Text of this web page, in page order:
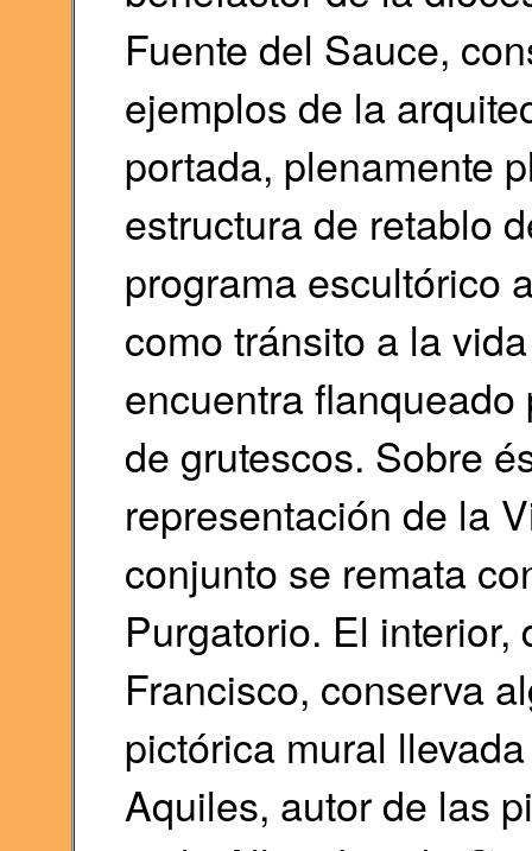
Fuente del Sauce,
ejemplos de la
portada, plenamente
estructura de retablo
programa escultórico
como tránsito a la
encuentra
de grutescos. Sobre
representación de la
conjunto se remata
Purgatorio. El
Francisco, conserva
pictórica mural
Aquiles, autor de las